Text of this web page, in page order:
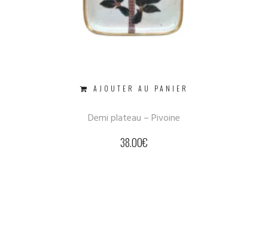
AJOUTER AU PANIER
Demi plateau – Pivoine
38.00€